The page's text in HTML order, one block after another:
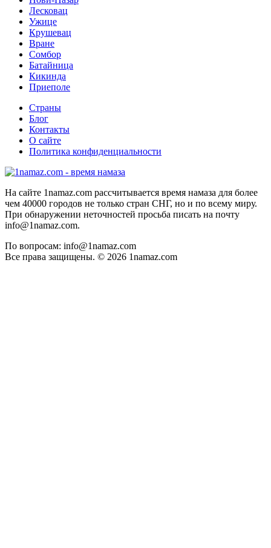
Лесковац
Ужице
Крушевац
Вране
Сомбор
Батайница
Кикинда
Приеполе
Страны
Блог
Контакты
О сайте
Политика конфиденциальности
На сайте 1namaz.com рассчитывается время намаза для более
чем 40000 городов не только стран СНГ, но и по всему миру.
При обнаружении неточностей просьба писать на почту
info@1namaz.com.
По вопросам: info@1namaz.com
Все права защищены. © 2026 1namaz.com